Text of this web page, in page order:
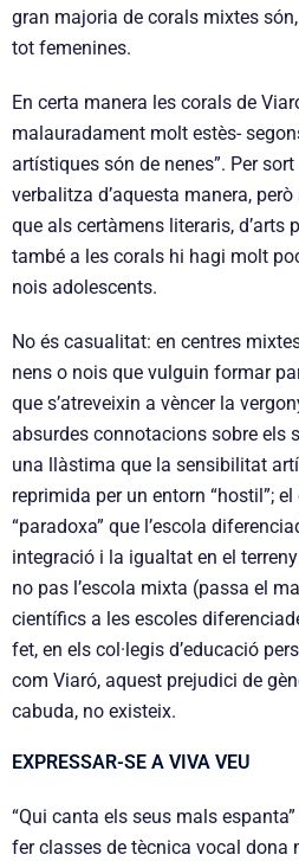
gran majoria de corals mixtes
tot femenines.
En certa manera les corals de
malauradament molt estès-
artístiques són de nenes”. Per
verbalitza d’aquesta manera,
que als certàmens literaris, d’arts
també a les corals hi hagi molt
nois adolescents.
No és casualitat: en centres
nens o nois que vulguin formar
que s’atreveixin a vèncer la
absurdes connotacions sobre els
una llàstima que la sensibilitat
reprimida per un entorn “hostil”; el
“paradoxa” que l’escola
integració i la igualtat en el
no pas l’escola mixta (passa el
científics a les escoles
fet, en els col·legis d’educació
com Viaró, aquest prejudici de
cabuda, no existeix.
EXPRESSAR-SE A VIVA VEU
“Qui canta els seus mals
fer classes de tècnica vocal dona